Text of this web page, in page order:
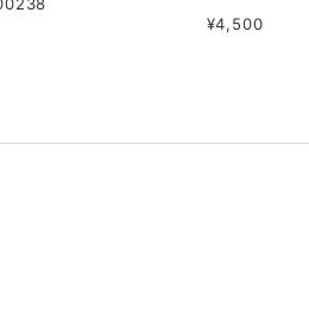
¥4,500